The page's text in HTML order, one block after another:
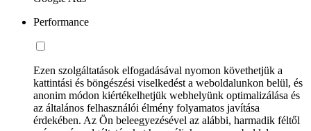
Performance
Ezen szolgáltatások elfogadásával nyomon követhetjük a
kattintási és böngészési viselkedést a weboldalunkon belül, és
anonim módon kiértékelhetjük webhelyünk optimalizálása és
az általános felhasználói élmény folyamatos javítása
érdekében. Az Ön beleegyezésével az alábbi, harmadik féltől